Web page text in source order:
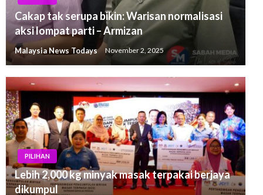
Cakap tak serupa bikin: Warisan normalisasi
aksi lompat parti – Armizan
Malaysia News Todays November 2, 2025
PILIHAN
Lebih 2,000 kg minyak masak terpakai berjaya
dikumpul